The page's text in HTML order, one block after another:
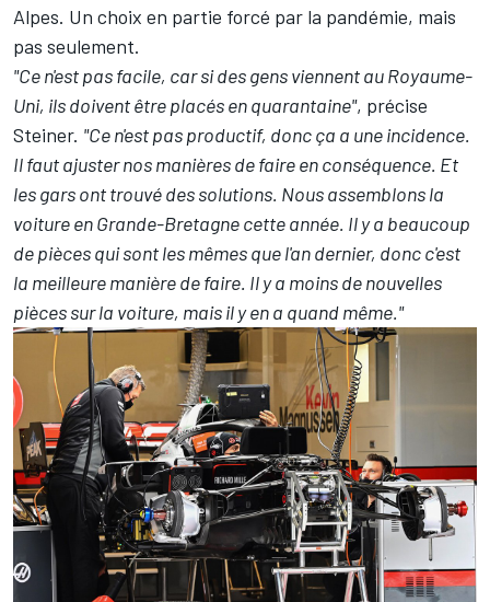
Alpes. Un choix en partie forcé par la pandémie, mais
pas seulement.
"Ce n'est pas facile, car si des gens viennent au Royaume-
Uni, ils doivent être placés en quarantaine", précise
Steiner. "Ce n'est pas productif, donc ça a une incidence.
Il faut ajuster nos manières de faire en conséquence. Et
les gars ont trouvé des solutions. Nous assemblons la
voiture en Grande-Bretagne cette année. Il y a beaucoup
de pièces qui sont les mêmes que l'an dernier, donc c'est
la meilleure manière de faire. Il y a moins de nouvelles
pièces sur la voiture, mais il y en a quand même."